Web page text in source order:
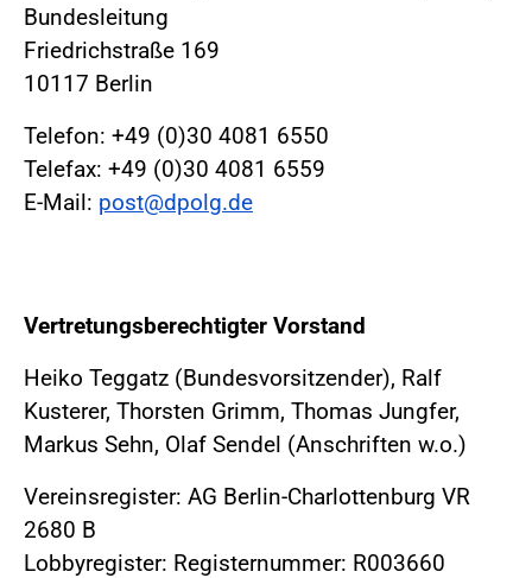
Bundesleitung
Friedrichstraße 169
10117 Berlin
Telefon: +49 (0)30 4081 6550
Telefax: +49 (0)30 4081 6559
E-Mail: post@dpolg.de
Vertretungsberechtigter Vorstand
Heiko Teggatz (Bundesvorsitzender), Ralf
Kusterer, Thorsten Grimm, Thomas Jungfer,
Markus Sehn, Olaf Sendel (Anschriften w.o.)
Vereinsregister: AG Berlin-Charlottenburg VR
2680 B
Lobbyregister: Registernummer: R003660